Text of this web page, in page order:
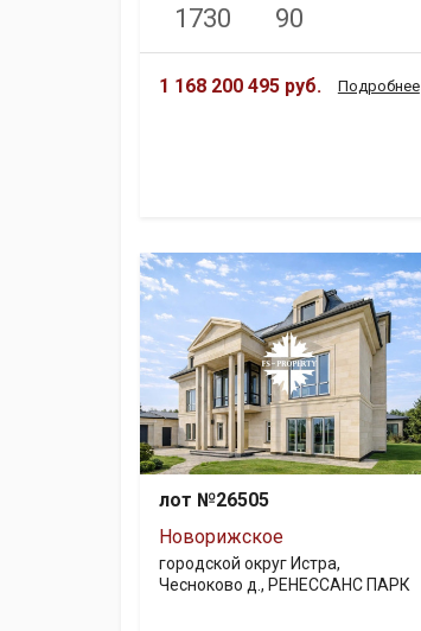
1730 90
1 168 200 495 руб. Подробнее
лот №26505
Новорижское
городской округ Истра,
Чесноково д., РЕНЕССАНС ПАРК